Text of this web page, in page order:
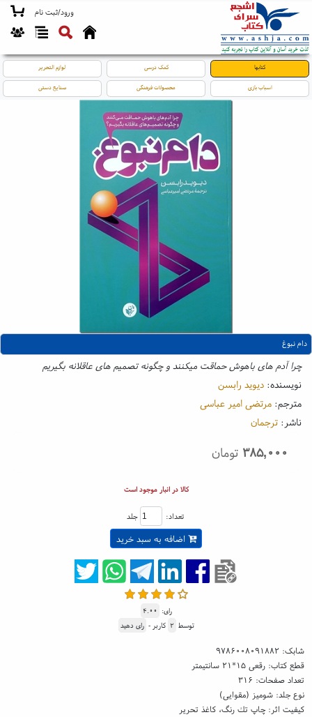
ورود/ثبت نام
کتابها کمک درسی لوازم التحریر
اسباب بازی محصولات فرهنگی صنایع دستی
دام نبوغ
چرا آدم های باهوش حماقت میکنند و چگونه تصمیم های عاقلانه بگیریم
نویسنده: دیوید رابسن
مترجم: مرتضی امیر عباسی
ناشر: ترجمان
۳۸۵,۰۰۰ تومان
کالا در انبار موجود است
تعداد: جلد
اضافه به سبد خرید
رای: ۴.۰۰
توسط ۲ کاربر - رای دهید
شابک: ۹۷۸۶۰۰۸۰۹۱۸۸۲
قطع کتاب: رقعی ۱۵*۲۱ سانتیمتر
تعداد صفحات: ۳۱۶
نوع جلد: شومیز (مقوایی)
کیفیت اثر: چاپ تك رنگ، کاغذ تحریر